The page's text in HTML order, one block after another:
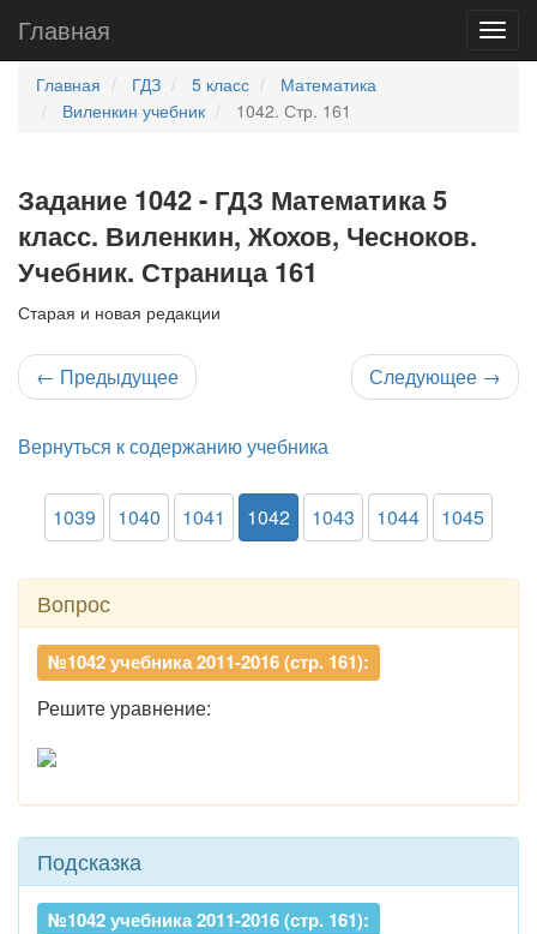
Главная
Главная ГДЗ 5 класс
Математика
Виленкин учебник
1042. Стр. 161
Задание 1042 - ГДЗ Математика 5
класс. Виленкин, Жохов, Чесноков.
Учебник. Страница 161
Старая и новая редакции
← Предыдущее Следующее →
Вернуться к содержанию учебника
1039 1040 1041 1042 1043 1044 1045
Вопрос
№1042 учебника 2011-2016 (стр. 161):
Решите уравнение:
Подсказка
№1042 учебника 2011-2016 (стр. 161):